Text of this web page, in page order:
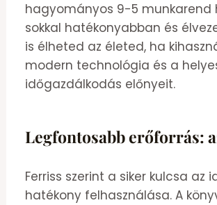
hagyományos 9-5 munkarend
sokkal hatékonyabban és
is élheted az életed, ha
modern technológia és a
időgazdálkodás előnyeit.
Legfontosabb erőforrás:
Ferriss szerint a siker kulcsa az
hatékony felhasználása. A